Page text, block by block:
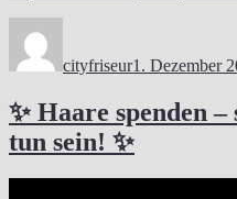
cityfriseur1. Dezember
✨ Haare spenden
tun sein! ✨